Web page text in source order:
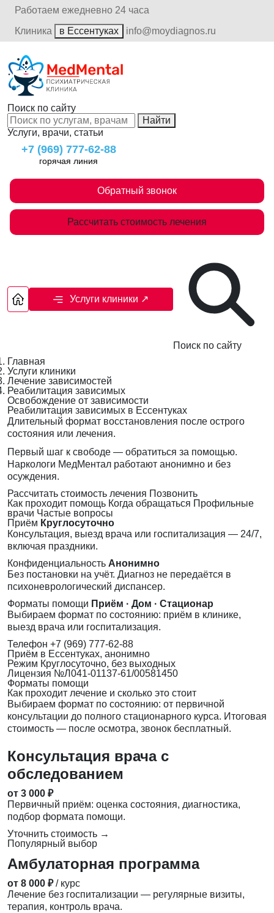
Работаем ежедневно 24 часа
Клиника
в Ессентуках info@moydiagnos.ru
Поиск по сайту
Найти
Услуги, врачи, статьи
+7 (969) 777-62-88
горячая линия
Обратный звонок
Рассчитать стоимость лечения
Услуги клиники ↗
Поиск по сайту
Главная
Услуги клиники
Лечение зависимостей
Реабилитация зависимых
Освобождение от зависимости
Реабилитация зависимых в Ессентуках
Длительный формат восстановления после острого
состояния или лечения.
Первый шаг к свободе — обратиться за помощью.
Наркологи МедМентал работают анонимно и без
осуждения.
Рассчитать стоимость лечения Позвонить
Как проходит помощь Когда обращаться Профильные
врачи Частые вопросы
Приём Круглосуточно
Консультация, выезд врача или госпитализация — 24/7,
включая праздники.
Конфиденциальность Анонимно
Без постановки на учёт. Диагноз не передаётся в
психоневрологический диспансер.
Форматы помощи Приём · Дом · Стационар
Выбираем формат по состоянию: приём в клинике,
выезд врача или госпитализация.
Телефон +7 (969) 777-62-88
Приём в Ессентуках, анонимно
Режим Круглосуточно, без выходных
Лицензия №Л041-01137-61/00581450
Форматы помощи
Как проходит лечение и сколько это стоит
Выбираем формат по состоянию: от первичной
консультации до полного стационарного курса. Итоговая
стоимость — после осмотра, звонок бесплатный.
Консультация врача с
обследованием
от 3 000 ₽
Первичный приём: оценка состояния, диагностика,
подбор формата помощи.
Уточнить стоимость →
Популярный выбор
Амбулаторная программа
от 8 000 ₽ / курс
Лечение без госпитализации — регулярные визиты,
терапия, контроль врача.